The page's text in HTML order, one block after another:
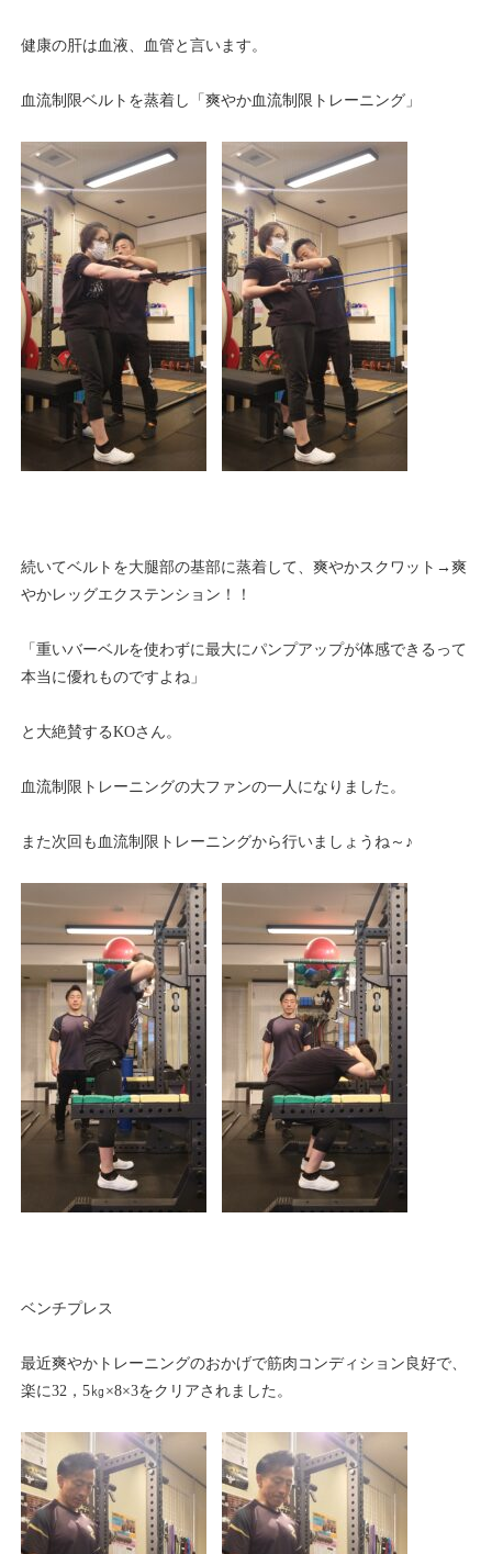
健康の肝は血液、血管と言います。
血流制限ベルトを蒸着し「爽やか血流制限トレーニング」
続いてベルトを大腿部の基部に蒸着して、爽やかスクワット→爽
やかレッグエクステンション！！
「重いバーベルを使わずに最大にパンプアップが体感できるって
本当に優れものですよね」
と大絶賛するKOさん。
血流制限トレーニングの大ファンの一人になりました。
また次回も血流制限トレーニングから行いましょうね～♪
ベンチプレス
最近爽やかトレーニングのおかげで筋肉コンディション良好で、
楽に32，5㎏×8×3をクリアされました。